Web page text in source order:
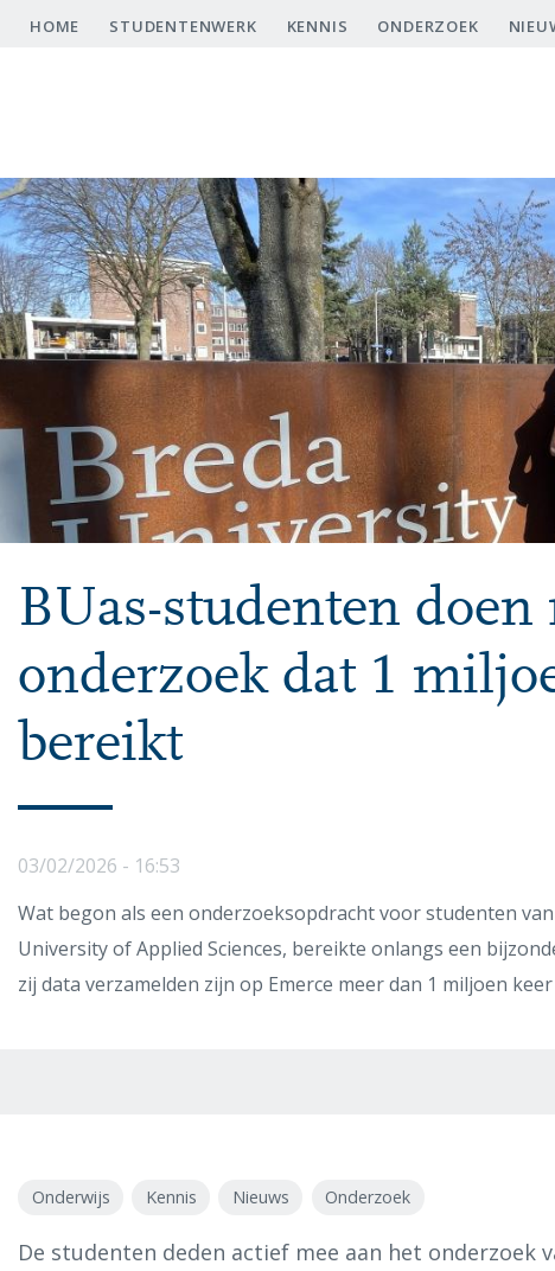
Overslaan
gaan
HOME STUDENTENWERK KENNIS ONDERZOEK
BUas-studenten doen
onderzoek dat 1
bereikt
03/02/2026 - 16:53
Wat begon als een onderzoeksopdracht voor studenten
University of Applied Sciences, bereikte onlangs een
zij data verzamelden zijn op Emerce meer dan 1 miljoen
Onderwijs Kennis Nieuws Onderzoek
De studenten deden actief mee aan het onderzoek